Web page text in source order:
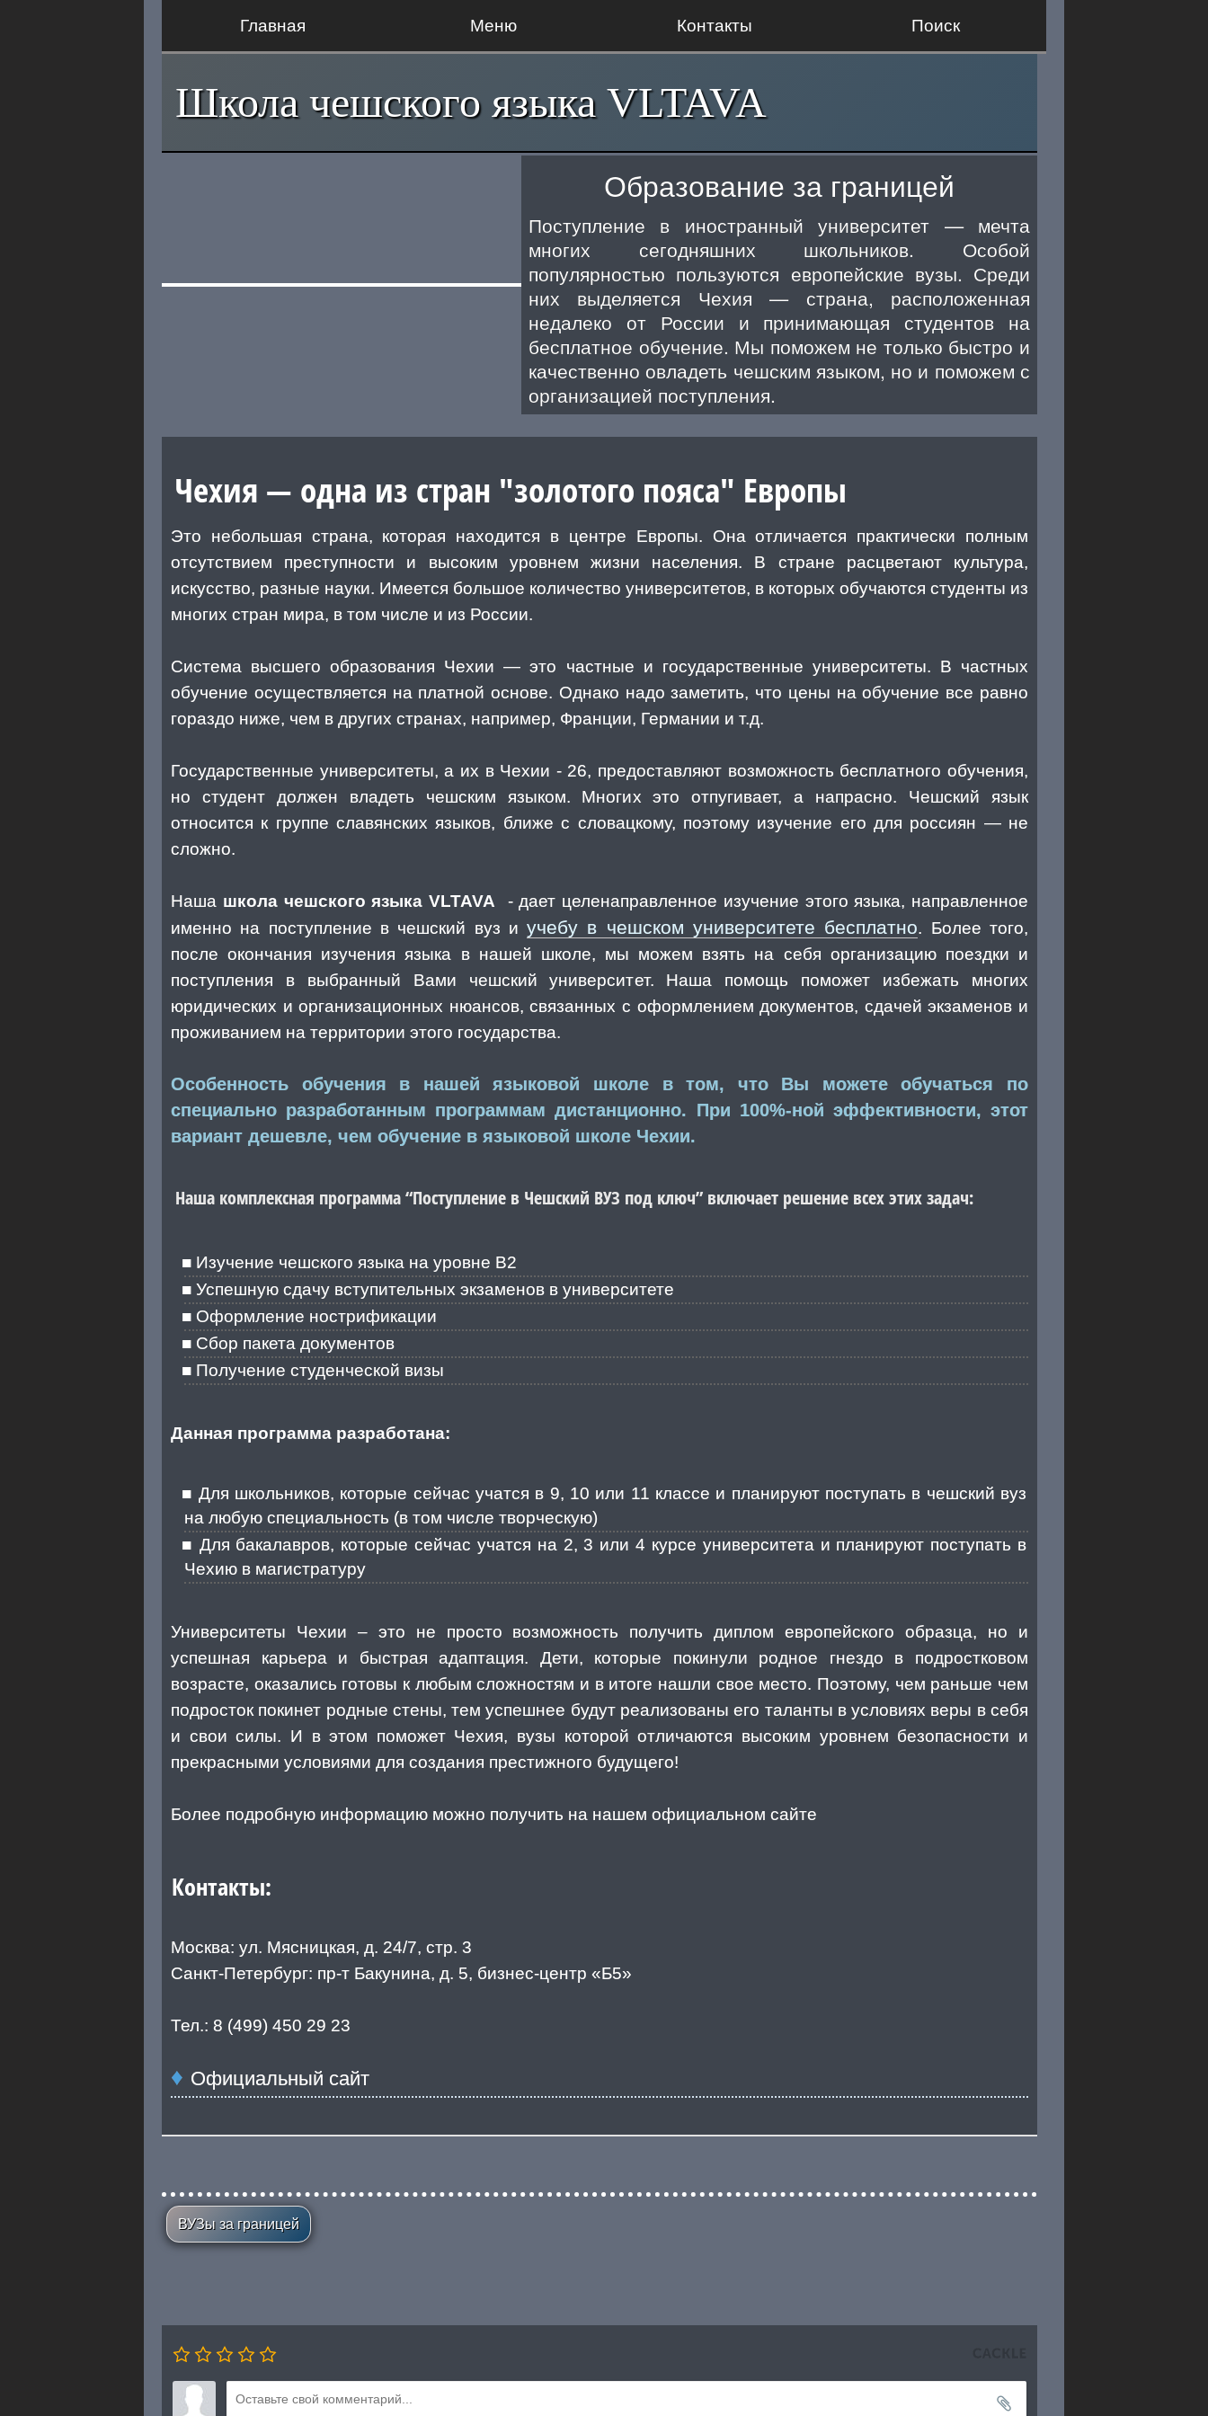
Главная Меню Контакты Поиск
Школа чешского языка VLTAVA
Образование за границей
Поступление в иностранный университет — мечта
многих сегодняшних школьников. Особой
популярностью пользуются европейские вузы. Среди
них выделяется Чехия — страна, расположенная
недалеко от России и принимающая студентов на
бесплатное обучение. Мы поможем не только быстро и
качественно овладеть чешским языком, но и поможем с
организацией поступления.
Чехия — одна из стран "золотого пояса" Европы
Это небольшая страна, которая находится в центре Европы. Она отличается практически полным
отсутствием преступности и высоким уровнем жизни населения. В стране расцветают культура,
искусство, разные науки. Имеется большое количество университетов, в которых обучаются студенты из
многих стран мира, в том числе и из России.
Система высшего образования Чехии — это частные и государственные университеты. В частных
обучение осуществляется на платной основе. Однако надо заметить, что цены на обучение все равно
гораздо ниже, чем в других странах, например, Франции, Германии и т.д.
Государственные университеты, а их в Чехии - 26, предоставляют возможность бесплатного обучения,
но студент должен владеть чешским языком. Многих это отпугивает, а напрасно. Чешский язык
относится к группе славянских языков, ближе с словацкому, поэтому изучение его для россиян — не
сложно.
Наша школа чешского языка VLTAVA - дает целенаправленное изучение этого языка, направленное
именно на поступление в чешский вуз иучебу в чешском университете бесплатно. Более того,
после окончания изучения языка в нашей школе, мы можем взять на себя организацию поездки и
поступления в выбранный Вами чешский университет. Наша помощь поможет избежать многих
юридических и организационных нюансов, связанных с оформлением документов, сдачей экзаменов и
проживанием на территории этого государства.
Особенность обучения в нашей языковой школе в том, что Вы можете обучаться по
специально разработанным программам дистанционно. При 100%-ной эффективности, этот
вариант дешевле, чем обучение в языковой школе Чехии.
Наша комплексная программа “Поступление в Чешский ВУЗ под ключ” включает решение всех этих задач:
Изучение чешского языка на уровне В2
Успешную сдачу вступительных экзаменов в университете
Оформление нострификации
Сбор пакета документов
Получение студенческой визы
Данная программа разработана:
Для школьников, которые сейчас учатся в 9, 10 или 11 классе и планируют поступать в чешский вуз
на любую специальность (в том числе творческую)
Для бакалавров, которые сейчас учатся на 2, 3 или 4 курсе университета и планируют поступать в
Чехию в магистратуру
Университеты Чехии ‒ это не просто возможность получить диплом европейского образца, но и
успешная карьера и быстрая адаптация. Дети, которые покинули родное гнездо в подростковом
возрасте, оказались готовы к любым сложностям и в итоге нашли свое место. Поэтому, чем раньше чем
подросток покинет родные стены, тем успешнее будут реализованы его таланты в условиях веры в себя
и свои силы. И в этом поможет Чехия, вузы которой отличаются высоким уровнем безопасности и
прекрасными условиями для создания престижного будущего!
Более подробную информацию можно получить на нашем официальном сайте
Контакты:
Москва: ул. Мясницкая, д. 24/7, стр. 3
Санкт-Петербург: пр-т Бакунина, д. 5, бизнес-центр «Б5»
Тел.: 8 (499) 450 29 23
Официальный сайт
ВУЗы за границей